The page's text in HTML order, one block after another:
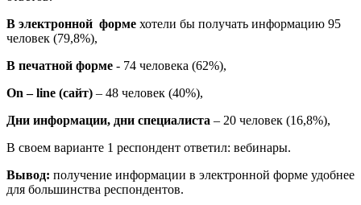
В электронной форме хотели бы получать информацию 95
человек (79,8%),
В печатной форме - 74 человека (62%),
Оn –line (сайт) – 48 человек (40%),
Дни информации, дни специалиста – 20 человек (16,8%),
В своем варианте 1 респондент ответил: вебинары.
Вывод: получение информации в электронной форме удобнее
для большинства респондентов.